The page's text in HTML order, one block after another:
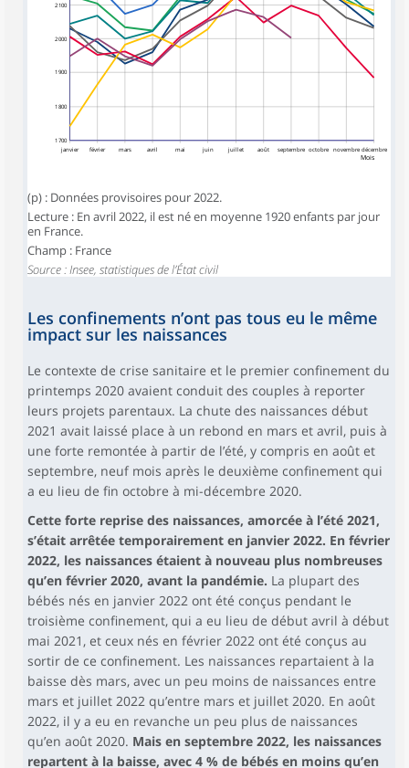
1 700
1 800
1 900
2 000
2 100
Mois
janvier février mars avril mai juin juillet août septembre octobre novembre décembre
(p) : Données provisoires pour 2022.
Lecture : En avril 2022, il est né en moyenne 1920 enfants par jour
en France.
Champ : France
Source : Insee, statistiques de l’État civil
Les confinements n’ont pas tous eu le même
impact sur les naissances
Le contexte de crise sanitaire et le premier confinement du
printemps 2020 avaient conduit des couples à reporter
leurs projets parentaux. La chute des naissances début
2021 avait laissé place à un rebond en mars et avril, puis à
une forte remontée à partir de l’été, y compris en août et
septembre, neuf mois après le deuxième confinement qui
a eu lieu de fin octobre à mi-décembre 2020.
Cette forte reprise des naissances, amorcée à l’été 2021,
s’était arrêtée temporairement en janvier 2022. En février
2022, les naissances étaient à nouveau plus nombreuses
qu’en février 2020, avant la pandémie. La plupart des
bébés nés en janvier 2022 ont été conçus pendant le
troisième confinement, qui a eu lieu de début avril à début
mai 2021, et ceux nés en février 2022 ont été conçus au
sortir de ce confinement. Les naissances repartaient à la
baisse dès mars, avec un peu moins de naissances entre
mars et juillet 2022 qu’entre mars et juillet 2020. En août
2022, il y a eu en revanche un peu plus de naissances
qu’en août 2020. Mais en septembre 2022, les naissances
repartent à la baisse, avec 4 % de bébés en moins qu’en